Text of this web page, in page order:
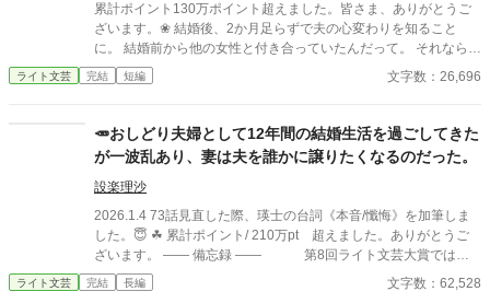
累計ポイント130万ポイント超えました。皆さま、ありがとうご
ざいます。❀ 結婚後、2か月足らずで夫の心変わりを知ること
に。 結婚前から他の女性と付き合っていたんだって。 それならそ
うと、ちゃんと話してくれていれば、結婚なんて しなかった。 呆
れた私はすぐに家を出て自立の道を探すことにした。 それなの
夫。 だめだめ、信用できないからね～。 さようなら。 ＊＊＊＊
＊＊*.✿..✿.*＊＊＊＊＊＊ ◇｜日比野滉星《ひびのこうせい》32
才 会社員 ◇ 日比野ひまり 32才 ◇ 石田唯 29才
滉星の同僚 ◇新堂冬也 25才 ひまり
の転職先の先輩(鉄道会社) 2025.4.11 完結 25649字
ライト文芸 完結 短編 文字数：26,696
🥕おしどり夫婦として12年間の結婚生活を過ごしてきた
が一波乱あり、妻は夫を誰かに譲りたくなるのだった。
設楽理沙
2026.1.4 73話見直した際、瑛士の台詞《本音/懺悔》を加筆しま
した。😇 ☘ 累計ポイント/ 210万pt 超えました。ありがとうご
ざいます。 ―― 備忘録 ―― 第8回ライト文芸大賞では大
賞2位ではじまり2位で終了。 最高 57,392 pt 〃
24h/pt-1位ではじまり2位で終了。 最高 89,034 pt
ライト文芸 完結 長編 文字数：62,528